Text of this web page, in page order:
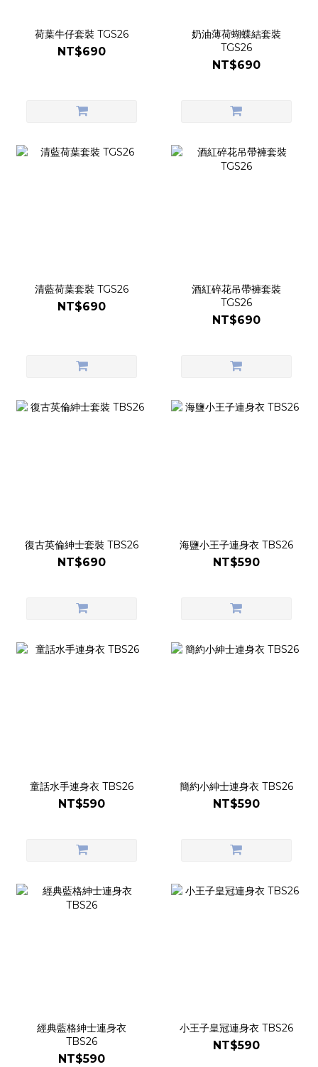
荷葉牛仔套裝 TGS26
NT$690
奶油薄荷蝴蝶結套裝
TGS26
NT$690
清藍荷葉套裝 TGS26
NT$690
酒紅碎花吊帶褲套裝
TGS26
NT$690
復古英倫紳士套裝 TBS26
NT$690
海鹽小王子連身衣 TBS26
NT$590
童話水手連身衣 TBS26
NT$590
簡約小紳士連身衣 TBS26
NT$590
經典藍格紳士連身衣
TBS26
NT$590
小王子皇冠連身衣 TBS26
NT$590